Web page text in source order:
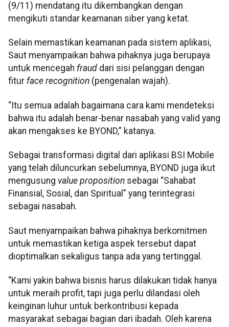
(9/11) mendatang itu dikembangkan dengan
mengikuti standar keamanan siber yang ketat.
Selain memastikan keamanan pada sistem aplikasi,
Saut menyampaikan bahwa pihaknya juga berupaya
untuk mencegah fraud dari sisi pelanggan dengan
fitur face recognition (pengenalan wajah).
“Itu semua adalah bagaimana cara kami mendeteksi
bahwa itu adalah benar-benar nasabah yang valid yang
akan mengakses ke BYOND,” katanya.
Sebagai transformasi digital dari aplikasi BSI Mobile
yang telah diluncurkan sebelumnya, BYOND juga ikut
mengusung value proposition sebagai “Sahabat
Finansial, Sosial, dan Spiritual" yang terintegrasi
sebagai nasabah.
Saut menyampaikan bahwa pihaknya berkomitmen
untuk memastikan ketiga aspek tersebut dapat
dioptimalkan sekaligus tanpa ada yang tertinggal.
“Kami yakin bahwa bisnis harus dilakukan tidak hanya
untuk meraih profit, tapi juga perlu dilandasi oleh
keinginan luhur untuk berkontribusi kepada
masyarakat sebagai bagian dari ibadah. Oleh karena